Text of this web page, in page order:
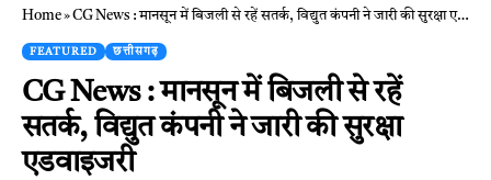
Home»CG News : मानसून में बिजली से रहें सतर्क, विद्युत कंपनी ने जारी की सुरक्षा एडवाइजरी
FEATURED छत्तीसगढ़
CG News : मानसून में बिजली से रहें
सतर्क, विद्युत कंपनी ने जारी की सुरक्षा
एडवाइजरी